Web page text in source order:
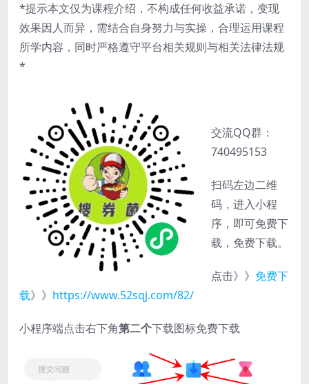
*提示本文仅为课程介绍，不构成任何收益承诺，变现
效果因人而异，需结合自身努力与实操，合理运用课程
所学内容，同时严格遵守平台相关规则与相关法律法规
*
交流QQ群：
740495153
扫码左边二维
码，进入小程
序，即可免费下
载，免费下载。
点击》》 免费下
载》》 https://www.52sqj.com/82/
小程序端点击右下角第二个下载图标免费下载